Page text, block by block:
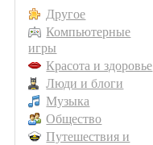
Другое
Компьютерные
игры
Красота и здоровье
Люди и блоги
Музыка
Общество
Путешествия и